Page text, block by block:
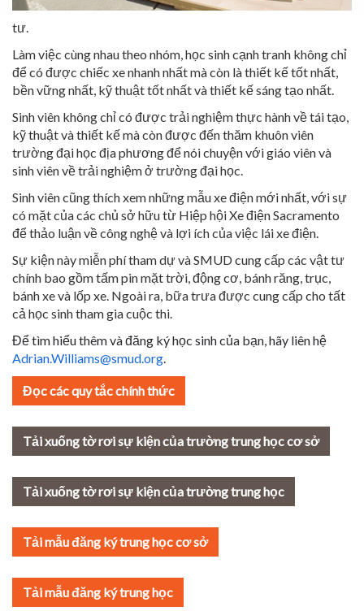
tư.
Làm việc cùng nhau theo nhóm, học sinh cạnh tranh không chỉ
để có được chiếc xe nhanh nhất mà còn là thiết kế tốt nhất,
bền vững nhất, kỹ thuật tốt nhất và thiết kế sáng tạo nhất.
Sinh viên không chỉ có được trải nghiệm thực hành về tái tạo,
kỹ thuật và thiết kế mà còn được đến thăm khuôn viên
trường đại học địa phương để nói chuyện với giáo viên và
sinh viên về trải nghiệm ở trường đại học.
Sinh viên cũng thích xem những mẫu xe điện mới nhất, với sự
có mặt của các chủ sở hữu từ Hiệp hội Xe điện Sacramento
để thảo luận về công nghệ và lợi ích của việc lái xe điện.
Sự kiện này miễn phí tham dự và SMUD cung cấp các vật tư
chính bao gồm tấm pin mặt trời, động cơ, bánh răng, trục,
bánh xe và lốp xe. Ngoài ra, bữa trưa được cung cấp cho tất
cả học sinh tham gia cuộc thi.
Để tìm hiểu thêm và đăng ký học sinh của bạn, hãy liên hệ
Adrian.Williams@smud.org
Đọc các quy tắc chính thức
Tải xuống tờ rơi sự kiện của trường trung học cơ sở
Tải xuống tờ rơi sự kiện của trường trung học
Tải mẫu đăng ký trung học cơ sở
Tải mẫu đăng ký trung học